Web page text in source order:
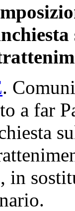
.
a far
in